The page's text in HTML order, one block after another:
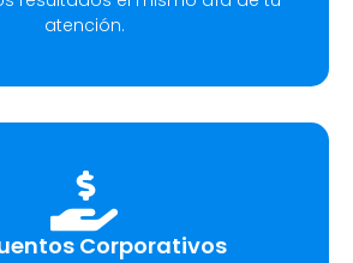
atención.
Corporativos